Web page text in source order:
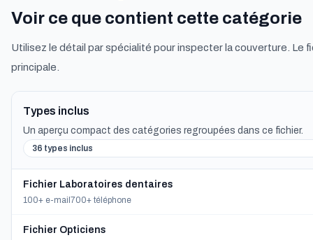
Voir ce que contient cette catégorie
Utilisez le détail par spécialité pour inspecter la couverture.
principale.
Types inclus
Un aperçu compact des catégories regroupées dans ce fichier.
36 types inclus
Fichier Laboratoires dentaires
100+ e-mail 700+ téléphone
Fichier Opticiens